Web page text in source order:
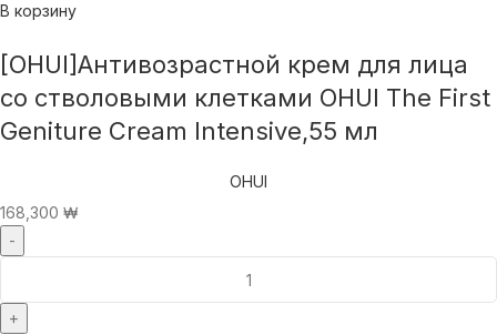
В корзину
[OHUI]Антивозрастной крем для лица
со стволовыми клетками OHUI The First
Geniture Cream Intensive,55 мл
OHUI
168,300 ₩